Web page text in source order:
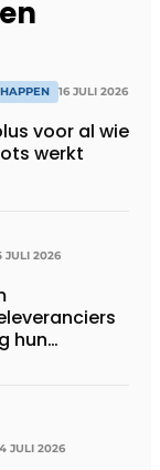
16 JULI 2026
voor al wie
werkt
JULI 2026
hun
JULI 2026